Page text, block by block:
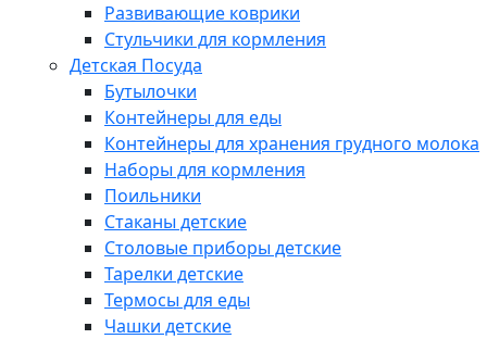
Развивающие коврики
Стульчики для кормления
Детская Посуда
Бутылочки
Контейнеры для еды
Контейнеры для хранения грудного молока
Наборы для кормления
Поильники
Стаканы детские
Столовые приборы детские
Тарелки детские
Термосы для еды
Чашки детские